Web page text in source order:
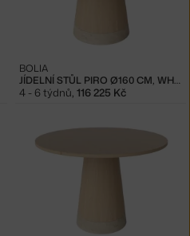
JÍDELNÍ STŮL PIRO Ø160 CM, WHITE OAK
BOLIA
4 - 6 týdnů, 116 225 Kč